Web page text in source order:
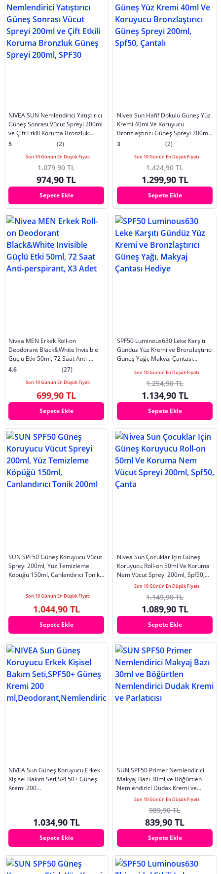
NIVEA SUN Nemlendirici Yatıştırıcı
Güneş Sonrası Vücut Spreyi 200ml
ve Çift Etkili Koruma Bronzluk
Güneş Spreyi 200ml, SPF30
5 (2)
Son 10 Günün En Düşük Fiyatı
1.079,90 TL
974,90 TL
Sepete Ekle
Nivea Sun Hafif Dokulu Güneş Yüz
Kremi 40ml Ve Koruyucu
Bronzlaştırıcı Güneş Spreyi 200ml,
Spf50, Çantalı
3 (2)
Son 10 Günün En Düşük Fiyatı
1.424,90 TL
1.299,90 TL
Sepete Ekle
Nivea MEN Erkek Roll-on
Deodorant Black&White Invisible
Güçlü Etki 50ml, 72 Saat Anti-
perspirant, X3 Adet
4.6 (27)
Son 10 Günün En Düşük Fiyatı
699,90 TL
Sepete Ekle
SPF50 Luminous630 Leke Karşıtı
Gündüz Yüz Kremi ve Bronzlaştırıcı
Güneş Yağı, Makyaj Çantası
Son 10 Günün En Düşük Fiyatı
1.254,90 TL
1.134,90 TL
Sepete Ekle
SUN SPF50 Güneş Koruyucu Vücut
Spreyi 200ml, Yüz Temizleme
Köpüğü 150ml, Canlandırıcı Tonik
Son 10 Günün En Düşük Fiyatı
1.044,90 TL
Sepete Ekle
Nivea Sun Çocuklar Için Güneş
Koruyucu Roll-on 50ml Ve Koruma
Nem Vücut Spreyi 200ml, Spf50,
Son 10 Günün En Düşük Fiyatı
1.149,90 TL
1.089,90 TL
Sepete Ekle
NIVEA Sun Güneş Koruyucu Erkek
Kişisel Bakım Seti,SPF50+ Güneş
Kremi 200
1.034,90 TL
Sepete Ekle
SUN SPF50 Primer Nemlendirici
Makyaj Bazı 30ml ve Böğürtlen
Nemlendirici Dudak Kremi ve
ParlatıcısıSon 10 Günün En Düşük Fiyatı
989,90 TL
839,90 TL
Sepete Ekle